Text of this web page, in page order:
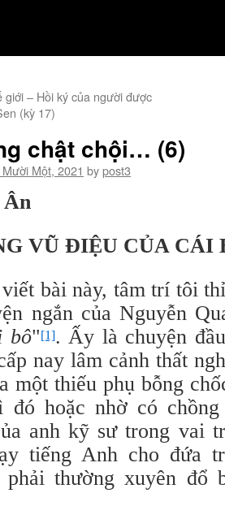
giới – Hồi ký của người được
(kỳ 17)
chật chội… (6)
Một, 2021 bypost3
Ân
VŨ ĐIỆU CỦA CÁI
bài này, tâm trí tôi
ngắn của Nguyễn
bô"[1]. Ấy là chuyện
nay lâm cảnh thất
một thiếu phụ bỗng
đó hoặc nhờ có
anh kỹ sư trong vai
tiếng Anh cho đứa
phải thường xuyên đổ